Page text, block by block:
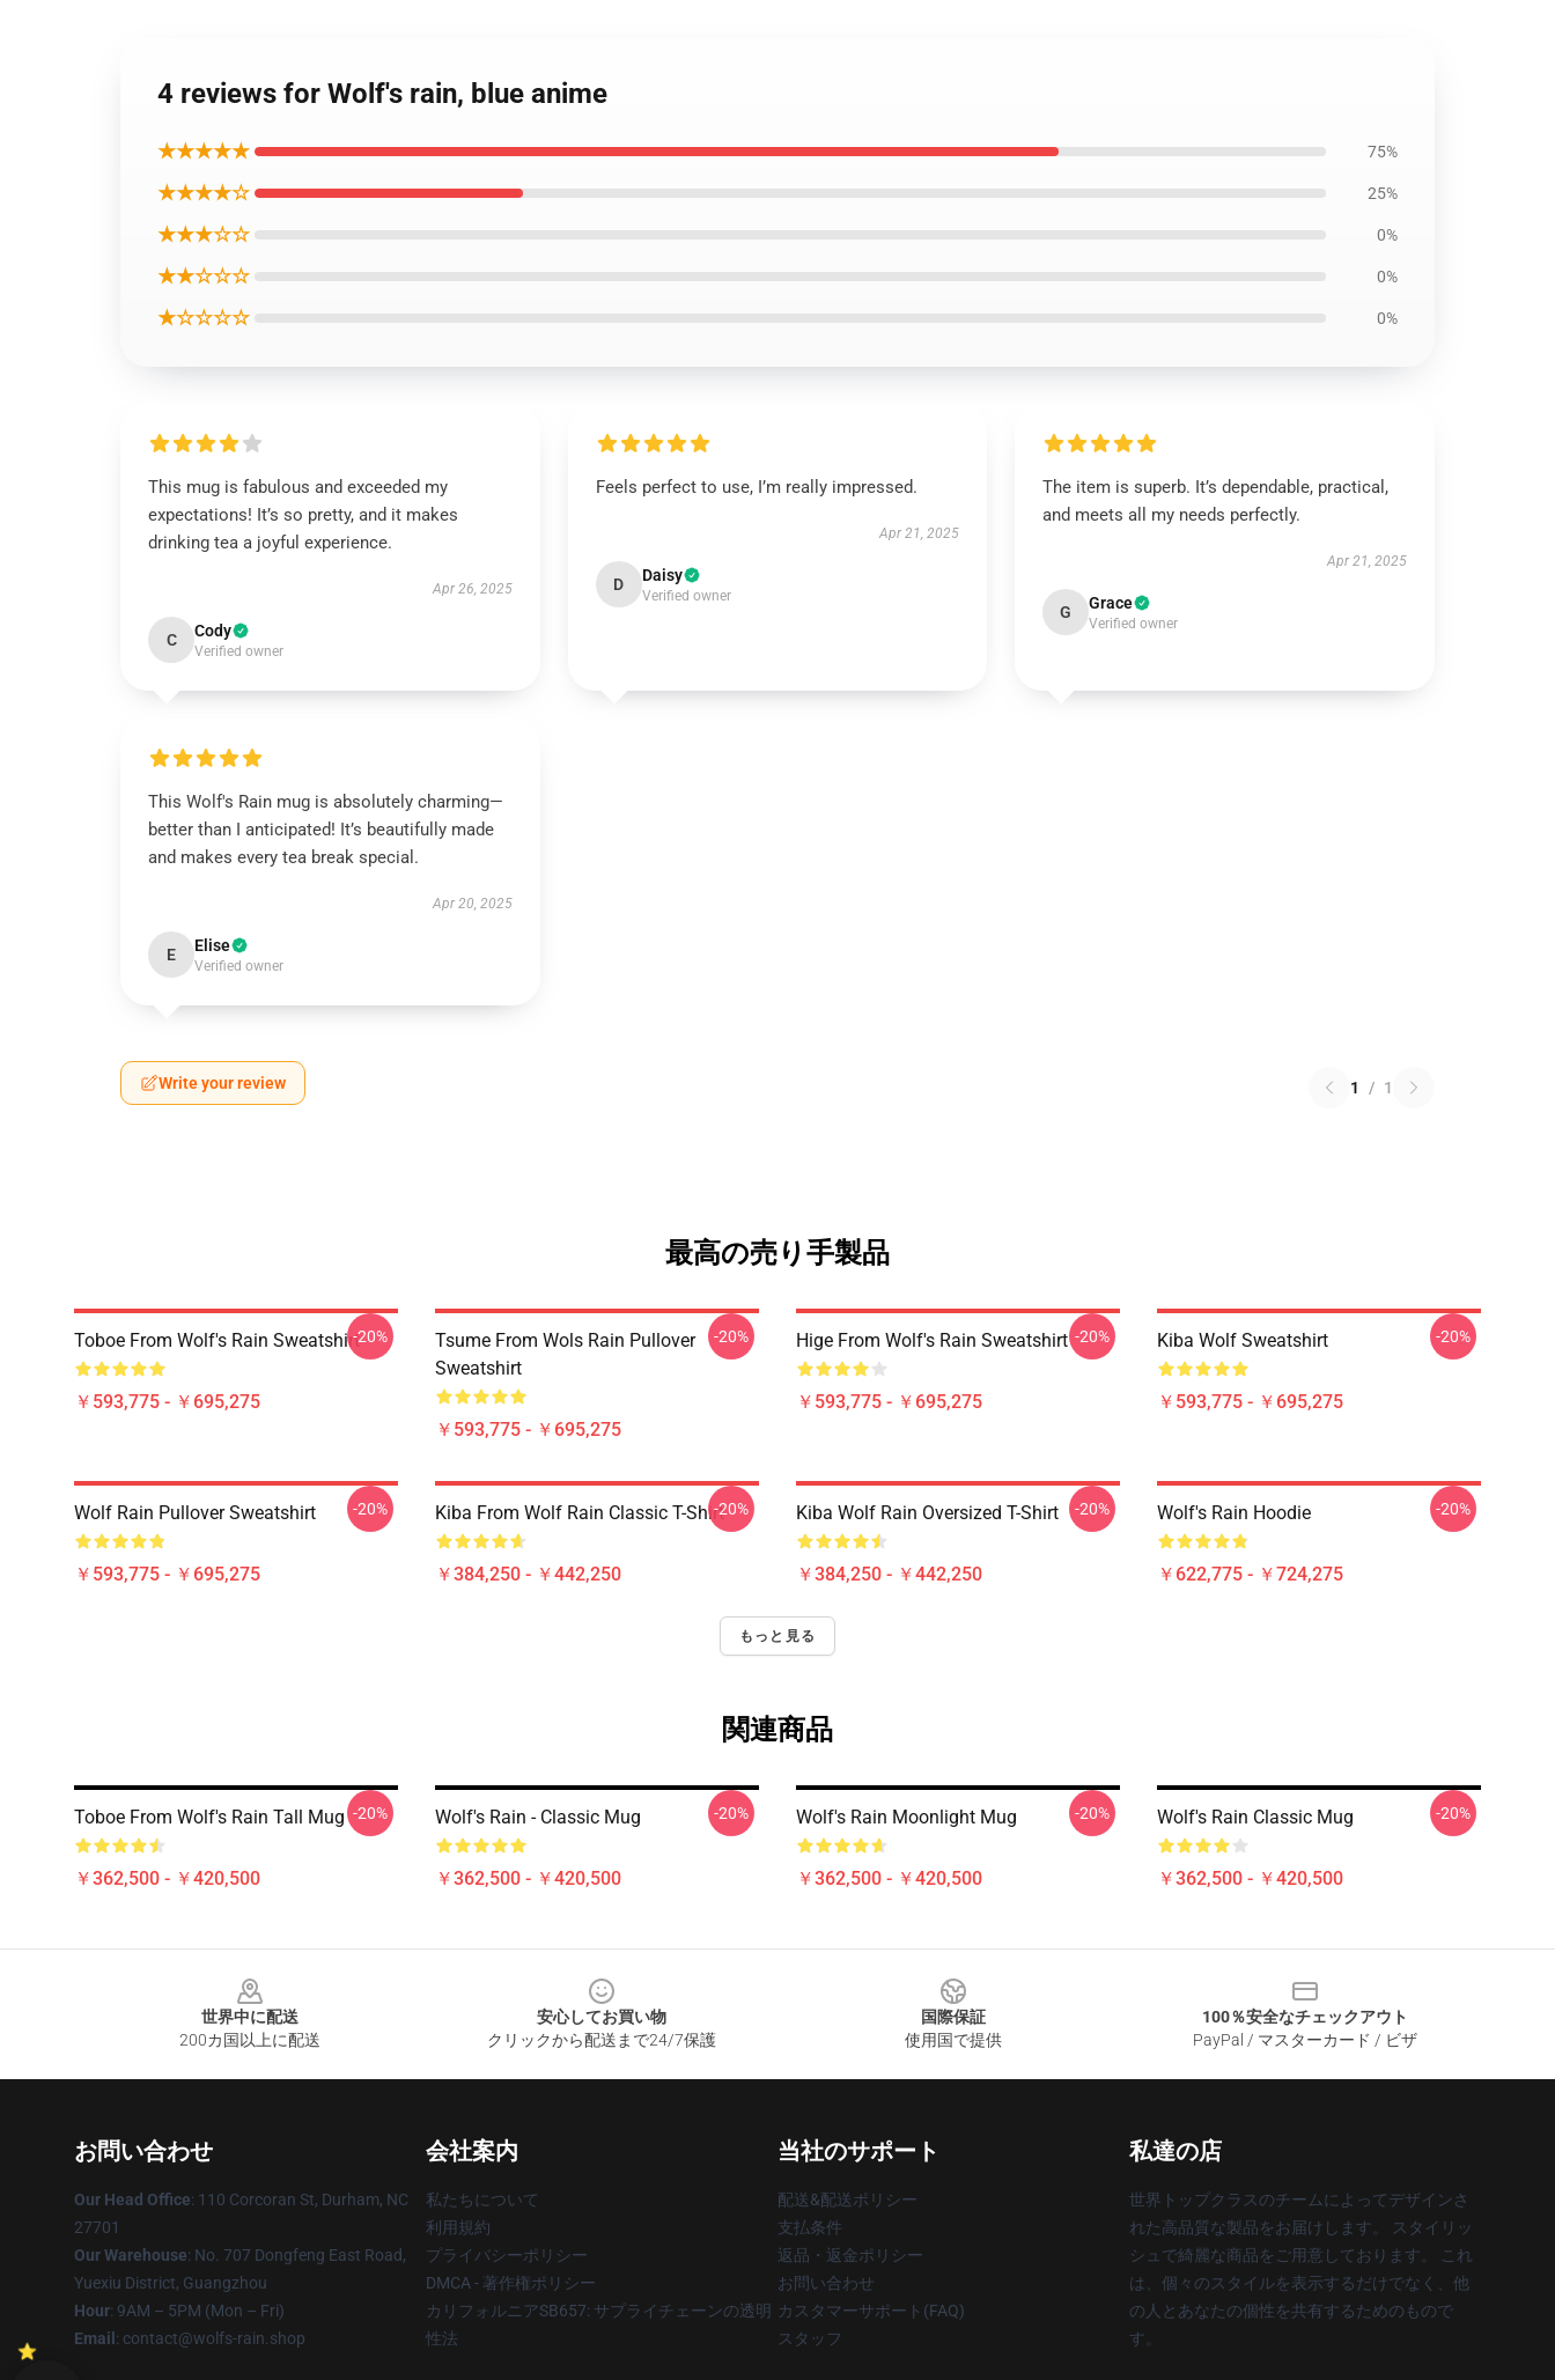
4 reviews for Wolf's rain, blue anime
★★★★★ 75%
★★★★☆ 25%
★★★☆☆ 0%
★★☆☆☆ 0%
★☆☆☆☆ 0%
This mug is fabulous and exceeded my
expectations! It’s so pretty, and it makes
drinking tea a joyful experience.
Apr 26, 2025
C Cody
Verified owner
Feels perfect to use, I’m really impressed.
Apr 21, 2025
D Daisy
Verified owner
The item is superb. It’s dependable, practical,
and meets all my needs perfectly.
Apr 21, 2025
G Grace
Verified owner
This Wolf's Rain mug is absolutely charming—
better than I anticipated! It’s beautifully made
and makes every tea break special.
Apr 20, 2025
E Elise
Verified owner
Write your review 1 / 1
最高の売り手製品
Toboe From Wolf's Rain Sweatshirt
￥593,775 - ￥695,275
-20%
Tsume From Wols Rain Pullover
Sweatshirt
￥593,775 - ￥695,275
-20% Hige From Wolf's Rain Sweatshirt
￥593,775 - ￥695,275
-20% Kiba Wolf Sweatshirt
￥593,775 - ￥695,275
-20%
Wolf Rain Pullover Sweatshirt
￥593,775 - ￥695,275
-20% Kiba From Wolf Rain Classic T-Shirt
￥384,250 - ￥442,250
-20% Kiba Wolf Rain Oversized T-Shirt
￥384,250 - ￥442,250
-20% Wolf's Rain Hoodie
￥622,775 - ￥724,275
-20%
もっと見る
関連商品
Toboe From Wolf's Rain Tall Mug
￥362,500 - ￥420,500
-20% Wolf's Rain - Classic Mug
￥362,500 - ￥420,500
-20% Wolf's Rain Moonlight Mug
￥362,500 - ￥420,500
-20% Wolf's Rain Classic Mug
￥362,500 - ￥420,500
-20%
世界中に配送
200カ国以上に配送
安心してお買い物
クリックから配送まで24/7保護
国際保証
使用国で提供
100％安全なチェックアウト
PayPal / マスターカード / ビザ
お問い合わせ
Our Head Office: 110 Corcoran St, Durham, NC
27701
Our Warehouse: No. 707 Dongfeng East Road,
Yuexiu District, Guangzhou
Hour: 9AM – 5PM (Mon – Fri)
Email : contact@wolfs-rain.shop
会社案内
私たちについて
利用規約
プライバシーポリシー
DMCA - 著作権ポリシー
カリフォルニアSB657: サプライチェーンの透明
性法
当社のサポート
配送&配送ポリシー
支払条件
返品・返金ポリシー
お問い合わせ
カスタマーサポート(FAQ)
スタッフ
私達の店
世界トップクラスのチームによってデザインさ
れた高品質な製品をお届けします。 スタイリッ
シュで綺麗な商品をご用意しております。 これ
は、個々のスタイルを表示するだけでなく、他
の人とあなたの個性を共有するためのもので
す。